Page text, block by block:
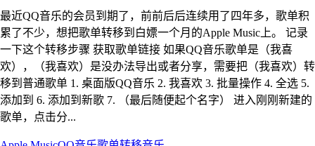
最近QQ音乐的会员到期了，前前后后连续用了四年多，歌单积
累了不少，想把歌单转移到白嫖一个月的Apple Music上。 记录
一下这个转移步骤 获取歌单链接 如果QQ音乐歌单是（我喜
欢），（我喜欢）是没办法导出或者分享，需要把（我喜欢）转
移到普通歌单 1. 桌面版QQ音乐 2. 我喜欢 3. 批量操作 4. 全选 5.
添加到 6. 添加到新歌 7. （最后随便起个名字） 进入刚刚新建的
歌单，点击分...